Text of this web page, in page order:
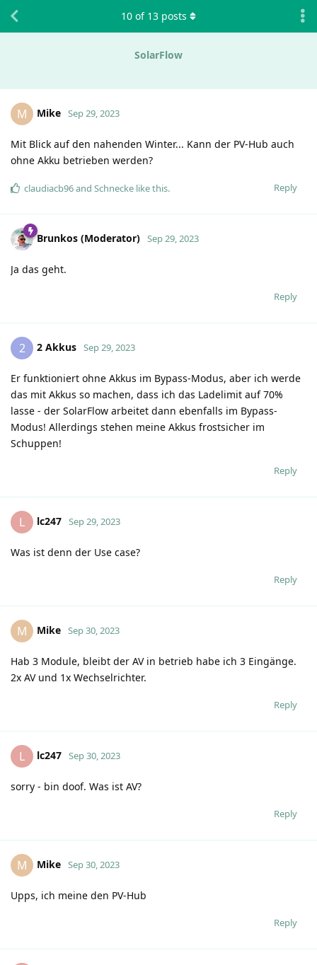
SolarFlow
10 of 13 posts
M Mike Sep 29, 2023
Mit Blick auf den nahenden Winter... Kann der PV-Hub auch
ohne Akku betrieben werden?
Reply
claudiacb96and Schnecke like this.
Brunkos (Moderator) Sep 29, 2023
Ja das geht.
Reply
2 2 Akkus Sep 29, 2023
Er funktioniert ohne Akkus im Bypass-Modus, aber ich werde
das mit Akkus so machen, dass ich das Ladelimit auf 70%
lasse - der SolarFlow arbeitet dann ebenfalls im Bypass-
Modus! Allerdings stehen meine Akkus frostsicher im
Schuppen!
Reply
L lc247 Sep 29, 2023
Was ist denn der Use case?
Reply
M Mike Sep 30, 2023
Hab 3 Module, bleibt der AV in betrieb habe ich 3 Eingänge.
2x AV und 1x Wechselrichter.
Reply
L lc247 Sep 30, 2023
sorry - bin doof. Was ist AV?
Reply
M Mike Sep 30, 2023
Upps, ich meine den PV-Hub
Reply